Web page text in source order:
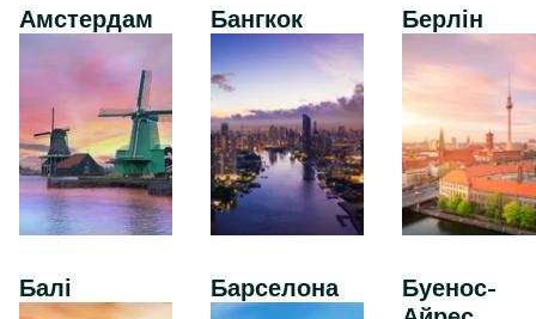
Амстердам
Балі
Бангкок
Барселона
Берлін
Буенос-